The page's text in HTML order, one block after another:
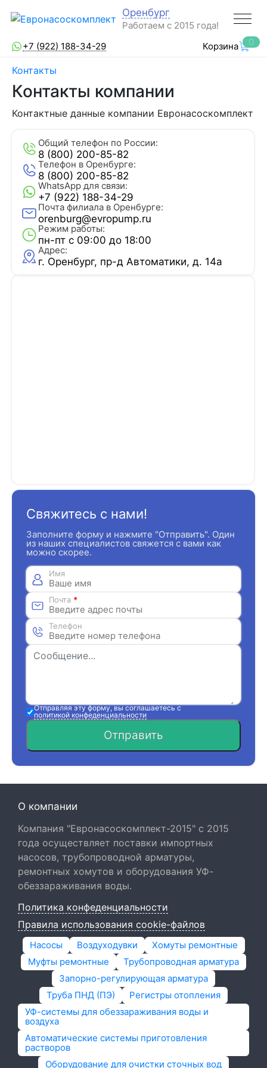
Оренбург
Работаем с 2015 года!
+7 (922) 188-34-29
Корзина 0
Контакты
Контакты компании
Контактные данные компании Евронасоскомплект
Общий телефон по России:
8 (800) 200-85-82
Телефон в Оренбурге:
8 (800) 200-85-82
WhatsApp для связи:
+7 (922) 188-34-29
Почта филиала в Оренбурге:
orenburg@evropump.ru
Режим работы:
пн-пт с 09:00 до 18:00
Адрес:
г. Оренбург, ​пр-д Автоматики, д. 14а
Свяжитесь с нами!
Заполните форму и нажмите "Отправить". Один
из наших специалистов свяжется с вами как
можно скорее.
Имя
Почта *
Телефон
Отправляя эту форму, вы соглашаетесь с
политикой конфеденциальности
Отправить
О компании
Компания "Евронасоскомплект-2015" с 2015
года осуществляет поставки импортных
насосов, трубопроводной арматуры,
ремонтных хомутов и оборудования УФ-
обеззараживания воды.
Политика конфеденциальности
Правила использования cookie-файлов
Насосы Воздуходувки
Хомуты ремонтные
Муфты ремонтные
Трубопроводная арматура
Запорно-регулирующая арматура
Труба ПНД (ПЭ)
Регистры отопления
УФ-системы для обеззараживания воды и
воздуха
Автоматические системы приготовления
растворов
Оборудование для очистки сточных вод